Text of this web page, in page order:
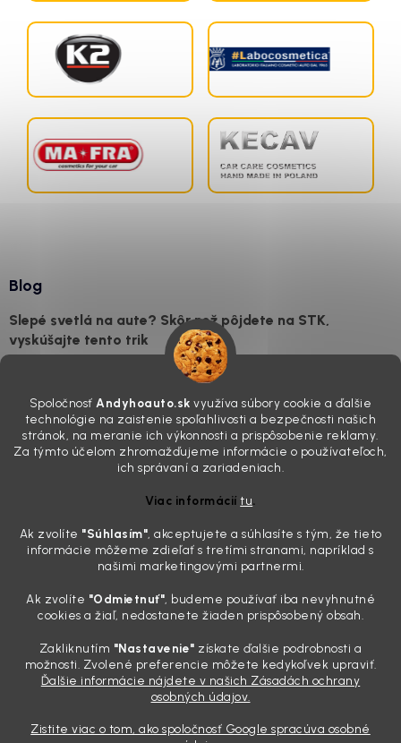
Spoločnosť Andyhoauto.sk využíva súbory cookie a ďalšie
technológie na zaistenie spoľahlivosti a bezpečnosti našich
stránok, na meranie ich výkonnosti a prispôsobenie reklamy.
Za týmto účelom zhromažďujeme informácie o používateľoch,
ich správaní a zariadeniach.
Viac informáciítu.
Ak zvolíte "Súhlasím", akceptujete a súhlasíte s tým, že tieto
informácie môžeme zdieľať s tretími stranami, napríklad s
našimi marketingovými partnermi.
Ak zvolíte "Odmietnuť", budeme používať iba nevyhnutné
cookies a žiaľ, nedostanete žiaden prispôsobený obsah.
Zakliknutím "Nastavenie" získate ďalšie podrobnosti a
možnosti. Zvolené preferencie môžete kedykoľvek upraviť.
Ďalšie informácie nájdete v našich Zásadách ochrany
osobných údajov.
Zistite viac o tom, ako spoločnosť Google spracúva osobné
Blog
Slepé svetlá na aute? Skôr než pôjdete na STK,
vyskúšajte tento trik
skutočnosti je? Často za to môžu práve „slepé“ svetlomety. Ten
mliečny, drsný povrch nie je len estetická vada. Keď slnko a soľ urobia
svoje, plexisklo začne svetlo rozptyľovať namiesto to...
Zabudnite na handru. Ak chcete mať auto naozaj čisté,
Poznáte ten moment. Vonku svieti slnko, vy sedíte v čerstvo
„upratanom“ aute, no pri pohľade na palubnú dosku vás ide poraziť. V
mriežkach ventilácie, okolo tlačidiel a v švíkoch sedačiek na vás stále
drzo pozerá prach. Handra ani vysávač tam jednodu...
Detailing nemusí stáť výplatu: 5 kúskov autokozmetiky,
31.7.2026
Sobotné ráno, káva v ruke a pred vami zaprášená kapota. Pre
niekoho nuda, pre nás najlepší relax. Lenže keď si v košíku spočítate
pokaziť náladu. Dobrá správa je, že aj profi výbava ...